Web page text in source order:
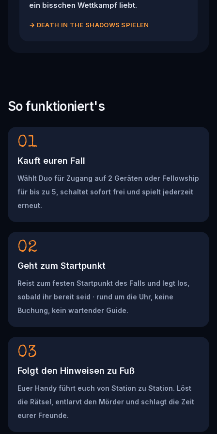
ein bisschen Wettkampf liebt.
→ DEATH IN THE SHADOWS SPIELEN
So funktioniert's
01
Kauft euren Fall
Wählt Duo für Zugang auf 2 Geräten oder Fellowship
für bis zu 5, schaltet sofort frei und spielt jederzeit
erneut.
02
Geht zum Startpunkt
Reist zum festen Startpunkt des Falls und legt los,
sobald ihr bereit seid · rund um die Uhr, keine
Buchung, kein wartender Guide.
03
Folgt den Hinweisen zu Fuß
Euer Handy führt euch von Station zu Station. Löst
die Rätsel, entlarvt den Mörder und schlagt die Zeit
eurer Freunde.